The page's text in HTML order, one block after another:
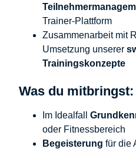
Trainer-Plattform
Zusammenarbeit mit
Umsetzung unserer
Trainingskonzepte
Was du mitbringst:
Im Idealfall
oder Fitnessbereich
Begeisterung für die